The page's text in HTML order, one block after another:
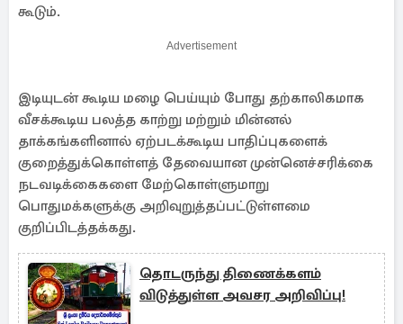
கூடும்.
Advertisement
இடியுடன் கூடிய மழை பெய்யும் போது தற்காலிகமாக
வீசக்கூடிய பலத்த காற்று மற்றும் மின்னல்
தாக்கங்களினால் ஏற்படக்கூடிய பாதிப்புகளைக்
குறைத்துக்கொள்ளத் தேவையான முன்னெச்சரிக்கை
நடவடிக்கைகளை மேற்கொள்ளுமாறு
பொதுமக்களுக்கு அறிவுறுத்தப்பட்டுள்ளமை
குறிப்பிடத்தக்கது.
தொடருந்து திணைக்களம்
விடுத்துள்ள அவசர அறிவிப்பு!